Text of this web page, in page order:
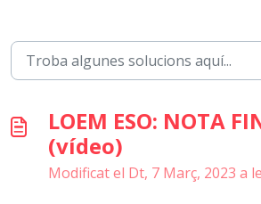
LOEM ESO: NOTA
(vídeo)
Modificat el Dt, 7 Març, 2023 a